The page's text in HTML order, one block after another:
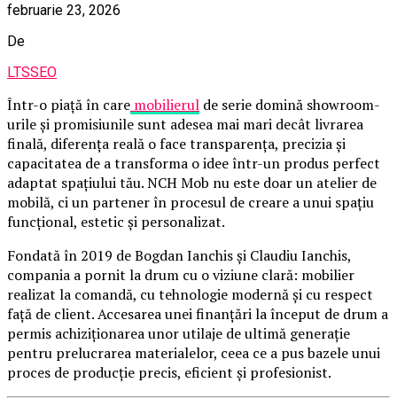
februarie 23, 2026
De
LTSSEO
Într-o piață în care mobilierul de serie domină showroom-
urile și promisiunile sunt adesea mai mari decât livrarea
finală, diferența reală o face transparența, precizia și
capacitatea de a transforma o idee într-un produs perfect
adaptat spațiului tău. NCH Mob nu este doar un atelier de
mobilă, ci un partener în procesul de creare a unui spațiu
funcțional, estetic și personalizat.
Fondată în 2019 de Bogdan Ianchis și Claudiu Ianchis,
compania a pornit la drum cu o viziune clară: mobilier
realizat la comandă, cu tehnologie modernă și cu respect
față de client. Accesarea unei finanțări la început de drum a
permis achiziționarea unor utilaje de ultimă generație
pentru prelucrarea materialelor, ceea ce a pus bazele unui
proces de producție precis, eficient și profesionist.